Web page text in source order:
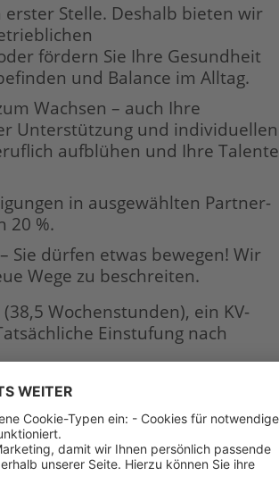
Stelle. Deshalb bieten wir
fördern Sie Ihre Gesundheit
und Balance im Alltag.
Wachsen – auch Ihre
Unterstützung und individuellen
aufblühen und Ihre Talente
in ausgewählten Partner-
20 %.
Sie dürfen etwas bewegen! Wir
Wege zu beschreiten.
Wochenstunden), ein KV-
Einstufung nach
(m/w/d):